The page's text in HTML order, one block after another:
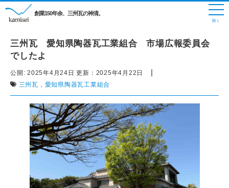
創業150年余、三州瓦の神清。
三州瓦 愛知県陶器瓦工業組合 市場広報委員会
でしたよ
公開: 2025年4月24日 更新： 2025年4月22日 |
三州瓦，愛知県陶器瓦工業組合